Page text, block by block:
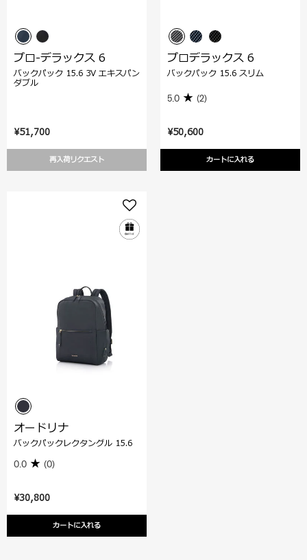
¥51,700
再入荷リクエスト
プロ-デラックス 6
バックパック 15.6 3V エキスパン
ダブル
¥50,600
カートに入れる
プロデラックス 6
バックパック 15.6 スリム
5.0 (2)
¥30,800
カートに入れる
オードリナ
バックパックレクタングル 15.6
0.0 (0)